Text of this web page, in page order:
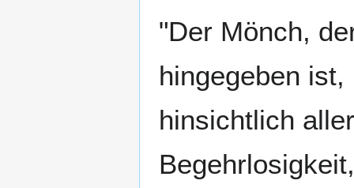
"Der Mönch,
hingegeben
hinsichtlich